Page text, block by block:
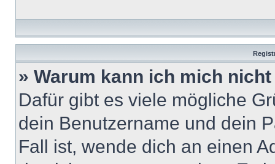
» Warum kann ich mich
Dafür gibt es viele mögliche
dein Benutzername und dein
Fall ist, wende dich an einen